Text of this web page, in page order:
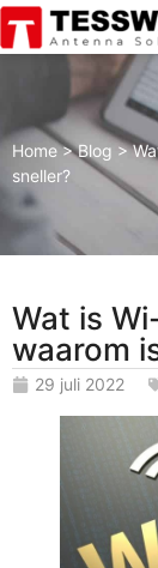
Home>Blog >
sneller?
Wat is
waarom
29 juli 2022